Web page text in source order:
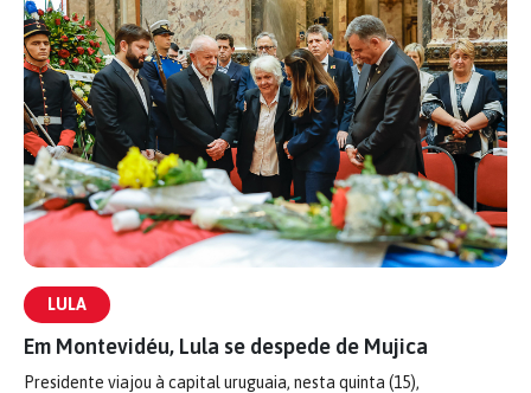
LULA
Em Montevidéu, Lula se despede de Mujica
Presidente viajou à capital uruguaia, nesta quinta (15),